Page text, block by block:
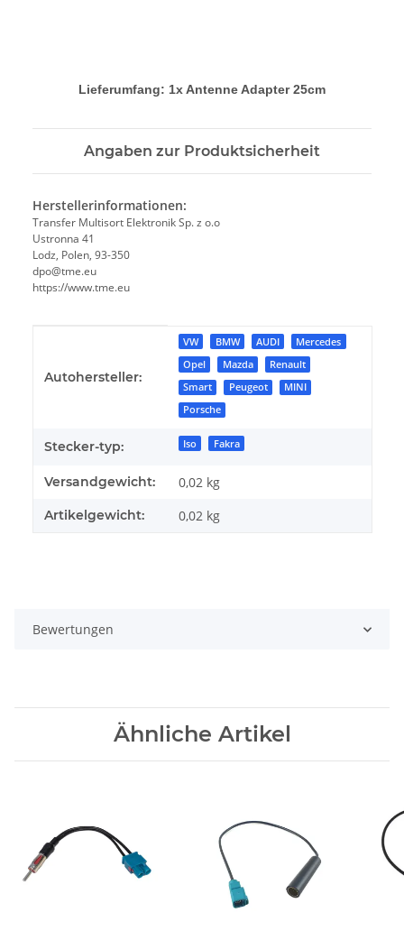
Lieferumfang: 1x Antenne Adapter 25cm
Angaben zur Produktsicherheit
Herstellerinformationen:
Transfer Multisort Elektronik Sp. z o.o
Ustronna 41
Lodz, Polen, 93-350
dpo@tme.eu
https://www.tme.eu
Autohersteller:
VW BMW AUDI
Mercedes
Opel
Mazda
Renault
Smart
Peugeot
MINI
Porsche
Stecker-typ: Iso Fakra
Versandgewicht: 0,02 kg
Artikelgewicht: 0,02 kg
Bewertungen
Ähnliche Artikel